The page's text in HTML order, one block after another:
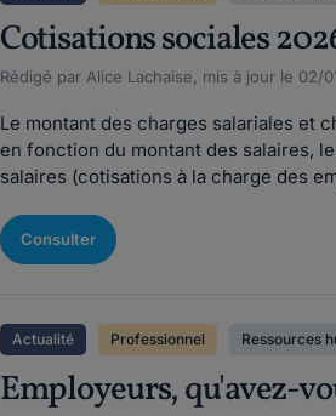
Cotisations sociales
Rédigé par Alice Lachaise, mis à jour le 02/
Le montant des charges salariales et
en fonction du montant des salaires,
salaires (cotisations à la charge des
Consulter
Actualité Professionnel Ressources
Employeurs, qu'avez-